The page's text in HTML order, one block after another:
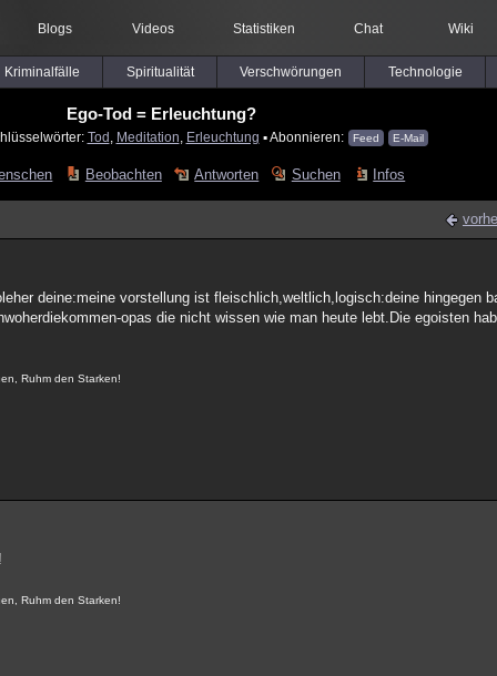
Blogs Videos Statistiken Chat Wiki
Kriminalfälle Spiritualität Verschwörungen Technologie
Ego-Tod = Erleuchtung?
Tod Meditation Erleuchtung ▪ Abonnieren: Feed E-Mail
Beobachten Antworten Suchen Infos
deine:meine vorstellung ist fleischlich,weltlich,logisch:deine hingegen
opas die nicht wissen wie man heute lebt.Die egoisten
Ruhm den Starken!
Ruhm den Starken!